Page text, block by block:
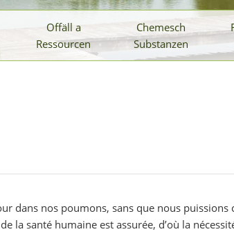
Offäll a
Ressourcen
Chemesch
Substanzen
dans nos poumons, sans que nous puissions
la santé humaine est assurée, d’où la